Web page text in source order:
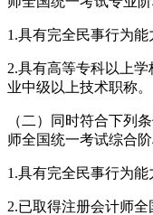
1.具有完全民事行为能
2.具有高等专科以上
业中级以上技术职称。
（二）同时符合下列
师全国统一考试综合阶
1.具有完全民事行为能
2.已取得注册会计师全